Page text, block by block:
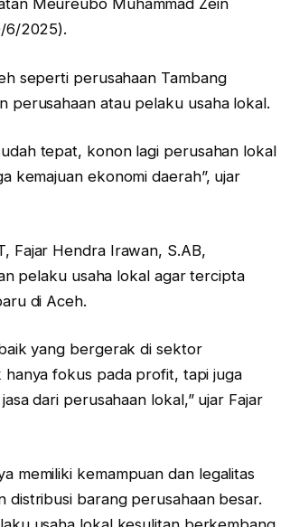
Meureubo Muhammad Zein
6/2025).
seperti perusahaan Tambang
perusahaan atau pelaku usaha lokal.
tepat, konon lagi perusahan lokal
kemajuan ekonomi daerah”, ujar
Fajar Hendra Irawan, S.AB,
pelaku usaha lokal agar tercipta
di Aceh.
yang bergerak di sektor
fokus pada profit, tapi juga
dari perusahaan lokal,” ujar Fajar
memiliki kemampuan dan legalitas
barang perusahaan besar.